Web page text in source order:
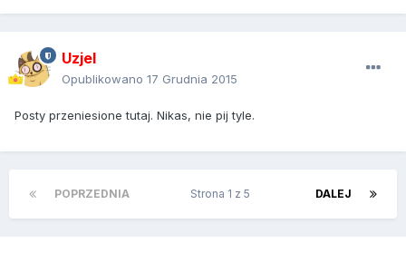
Uzjel
Opublikowano 17 Grudnia 2015
Posty przeniesione tutaj. Nikas, nie pij tyle.
POPRZEDNIA DALEJ
Strona 1 z 5